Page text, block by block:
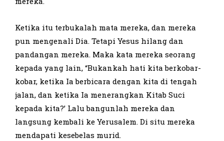
Ketika itu terbukalah mata mereka, dan mereka
pun mengenali Dia. Tetapi Yesus hilang dan
pandangan mereka. Maka kata mereka seorang
kepada yang lain, “Bukankah hati kita berkobar-
kobar, ketika Ia berbicara dengan kita di tengah
jalan, dan ketika Ia menerangkan Kitab Suci
kepada kita?’ Lalu bangunlah mereka dan
langsung kembali ke Yerusalem. Di situ mereka
mendapati kesebelas murid.